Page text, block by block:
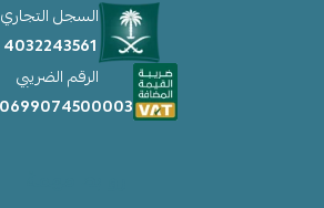
السجل التجاري
4032243561
الرقم الضريبي